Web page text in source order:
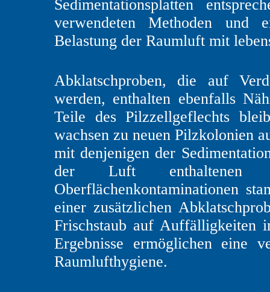
Sedimentationsplatten
verwendeten Methoden und
Belastung der Raumluft mit
Abklatschproben, die auf
werden, enthalten ebenfalls
Teile des Pilzzellgeflechts
wachsen zu neuen Pilzkolonien
mit denjenigen der
der Luft enthaltenen
Oberflächenkontaminationen
einer zusätzlichen
Frischstaub auf Auffälligkeiten
Ergebnisse ermöglichen eine
Raumlufthygiene.